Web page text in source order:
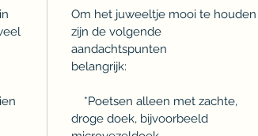
Om het juweeltje mooi te houden
zijn de volgende
aandachtspunten
belangrijk:
*Poetsen alleen met zachte,
droge doek, bijvoorbeeld